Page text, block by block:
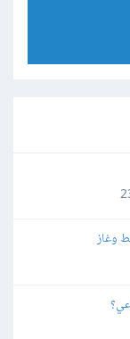
وغاز